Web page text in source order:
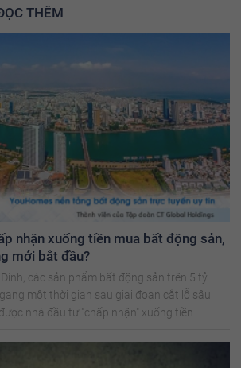
THÊM
nhận xuống tiền mua bất động sản,
mới bắt đầu?
các sản phẩm bất động sản trên 5 tỷ
một thời gian sau giai đoạn cắt lỗ sâu
nhà đầu tư "chấp nhận" xuống tiền